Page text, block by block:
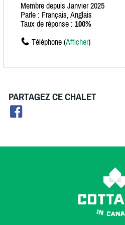
Membre depuis Janvier 2025
Parle : Français, Anglais
Taux de réponse : 100%
Téléphone (Afficher)
PARTAGEZ CE CHALET